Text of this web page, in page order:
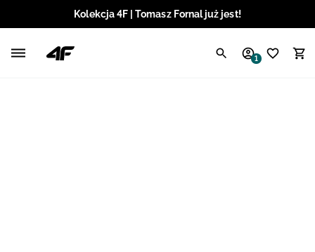
Kolekcja 4F | Tomasz Fornal już jest!
1